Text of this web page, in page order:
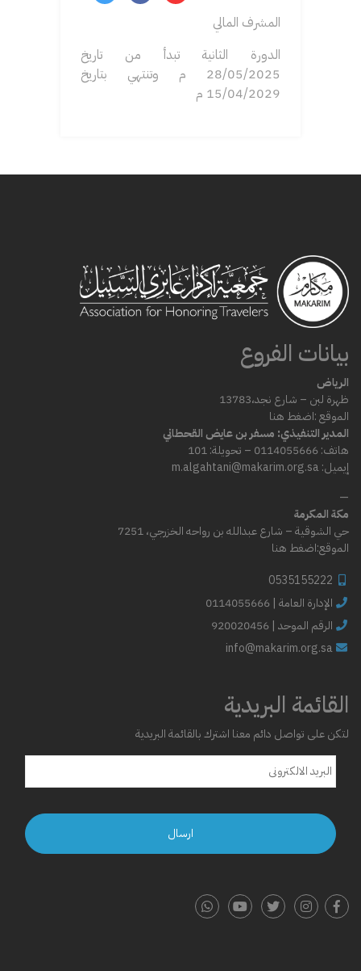
المشرف المالي
الدورة الثانية تبدأ من تاريخ
28/05/2025 م وتنتهي بتاريخ
15/04/2029 م
بيانات الفروع
الرياض
ظهرة لبن – شارع نجد،13783
الموقع :اضغط هنا
المدير التنفيذي: مسفر بن عايض القحطاني
هاتف: 0114055666 – تحويلة: 101
إيميل: m.algahtani@makarim.org.sa
—
مكة المكرمة
حي الشوقية – شارع عبدالله بن رواحه الخزرجي، 7251
الموقع:اضغط هنا
0535155222
info@makarim.org.sa
القائمة البريدية
لتكن على تواصل دائم معنا اشترك بالقائمة البريدية